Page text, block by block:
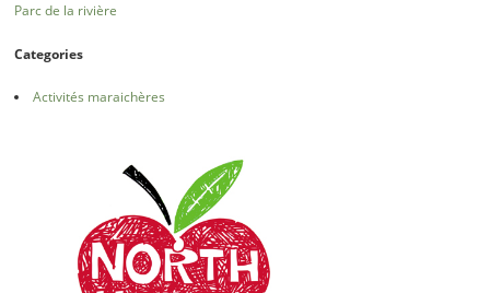
Parc de la rivière
Categories
Activités maraichères